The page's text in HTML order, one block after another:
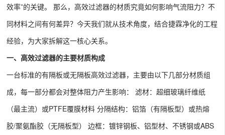
效率”的关键。 那么，高效过滤器的材质究竟如何影响气流阻力？不
同材料之间有何差异？今天我们就从技术角度，结合捷霖净化的工程
经验，为大家拆解这一核心关系。
一、高效过滤器的主要材质构成
一台标准的有隔板或无隔板高效过滤器，主要由以下几部分材质组
成，每一部分都会对整体阻力产生影响： 滤材：超细玻璃纤维纸
（最主流）或PTFE覆膜材料 分隔结构：铝箔（有隔板型）或热熔
胶/聚氨酯胶（无隔板型） 边框：镀锌钢板、铝型材、不锈钢或ABS